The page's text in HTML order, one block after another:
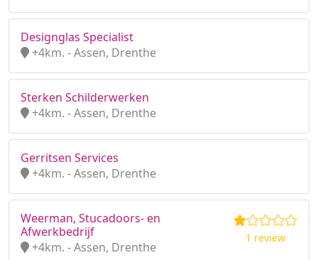
Designglas Specialist
+4km. - Assen, Drenthe
Sterken Schilderwerken
+4km. - Assen, Drenthe
Gerritsen Services
+4km. - Assen, Drenthe
Weerman, Stucadoors- en
Afwerkbedrijf
+4km. - Assen, Drenthe
1 review